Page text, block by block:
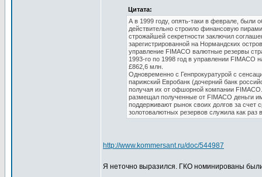
Цитата:
А в 1999 году, опять-таки в феврале, были
действительно строило финансовую
строжайшей секретности заключил
зарегистрированной на Нормандских
управление FIMACO валютные резервы
1993-го по 1998 год в управлении
£862,6 млн.
Одновременно с Генпрокуратурой с
парижский Евробанк (дочерний банк
получая их от офшорной компании
размещал полученные от FIMACO деньги
поддерживают рынок своих долгов за счет
золотовалютных резервов служила как
http://www.kommersant.ru/doc/544987
Я неточно выразился. ГКО номинированы